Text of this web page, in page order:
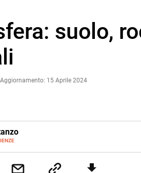
suolo,
15 Aprile 2024
È quindi approdata all'Università di